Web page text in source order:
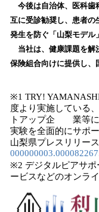
今後は自治体、医科歯
互に受診勧奨し、患者の
発生を防ぐ「山梨モデル
当社は、健康課題を解
保険組合向けに提供し、
※1 TRY!
度より実施している
トアップ企 業等に
実験を全面的にサポ
山梨県プレスリリー
※2 デジタルピアサポ
ービスなどのオンラ